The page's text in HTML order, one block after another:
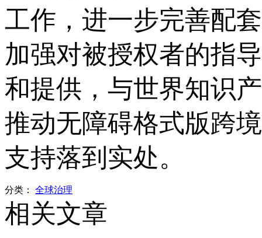
工作，进一步完善配
加强对被授权者的指
和提供，与世界知识
推动无障碍格式版跨
支持落到实处。
分类： 全球治理
相关文章